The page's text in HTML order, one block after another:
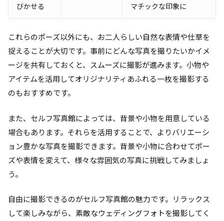
びかせる
マチックな印象に
これらのポーズ以外にも、お二人らしい自然な表情や仕草を
捉えることが大切です。事前にどんな写真を撮りたいかイメ
ージを共有しておくと、スムーズに撮影が進みます。小物や
アイテムを活用してオリジナリティあふれる一枚を撮影する
のもおすすめです。
また、セルフ写真館によっては、背景や小物を用意している
場合もあります。それらを活用することで、よりバリエーシ
ョン豊かな写真を撮影できます。背景や小物に合わせてポー
ズや表情を変えて、様々な雰囲気の写真に挑戦してみましょ
う。
自由に撮影できるのがセルフ写真館の魅力です。リラックス
して楽しみながら、素敵なウェディングフォトを撮影してく